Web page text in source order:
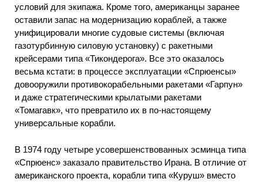
условий для экипажа. Кроме того, американцы заранее
оставили запас на модернизацию кораблей, а также
унифицировали многие судовые системы (включая
газотурбинную силовую установку) с ракетными
крейсерами типа «Тикондерога». Все это оказалось
весьма кстати: в процессе эксплуатации «Спрюенсы»
довооружили противокорабельными ракетами «Гарпун»
и даже стратегическими крылатыми ракетами
«Томагавк», что превратило их в по-настоящему
универсальные корабли.
В 1974 году четыре усовершенствованных эсминца типа
«Спрюенс» заказало правительство Ирана. В отличие от
американского проекта, корабли типа «Куруш» вместо